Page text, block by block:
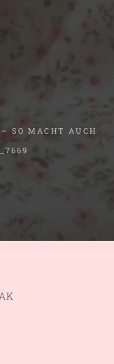
SO MACHT AUCH